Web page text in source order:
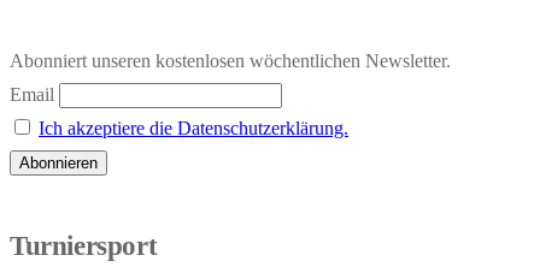
Abonniert unseren kostenlosen wöchentlichen Newsletter.
Email
Ich akzeptiere die Datenschutzerklärung.
Turniersport